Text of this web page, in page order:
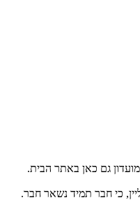
גם כאן באתר הבית.
כי חבר תמיד נשאר חבר.